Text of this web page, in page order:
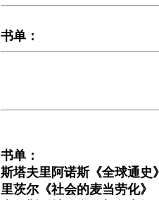
书单：
书单：
斯塔夫里阿诺斯《全球通史
里茨尔《社会的麦当劳化》